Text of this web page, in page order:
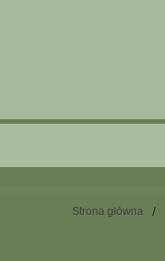
Strona główna